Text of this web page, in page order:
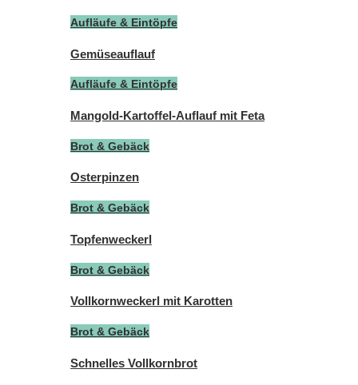
Aufläufe & Eintöpfe
Gemüseauflauf
Aufläufe & Eintöpfe
Mangold-Kartoffel-Auflauf mit Feta
Brot & Gebäck
Osterpinzen
Brot & Gebäck
Topfenweckerl
Brot & Gebäck
Vollkornweckerl mit Karotten
Brot & Gebäck
Schnelles Vollkornbrot